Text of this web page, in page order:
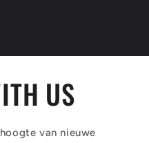
US
van nieuwe